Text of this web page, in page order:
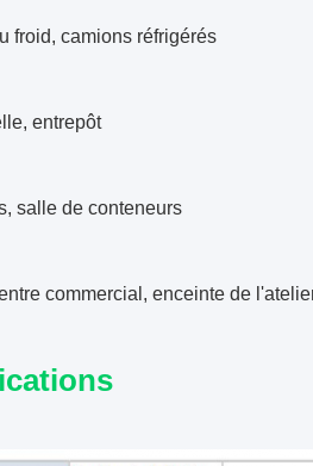
froid, camions réfrigérés
entrepôt
salle de conteneurs
commercial, enceinte de